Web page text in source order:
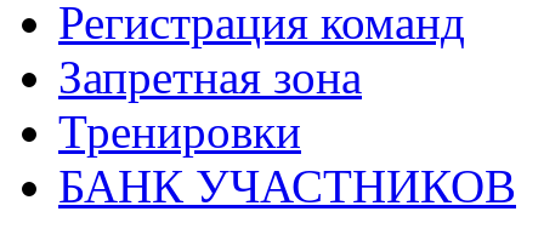
Регистрация команд
Запретная зона
Тренировки
БАНК УЧАСТНИКОВ